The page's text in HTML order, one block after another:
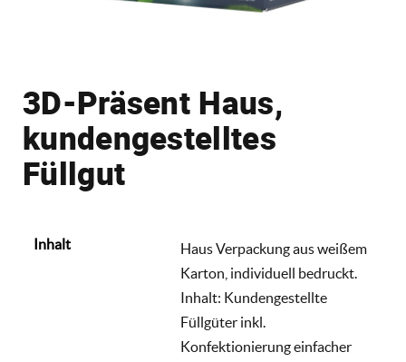
3D-Präsent Haus,
kundengestelltes
Füllgut
Inhalt
Haus Verpackung aus weißem
Karton, individuell bedruckt.
Inhalt: Kundengestellte
Füllgüter inkl.
Konfektionierung einfacher